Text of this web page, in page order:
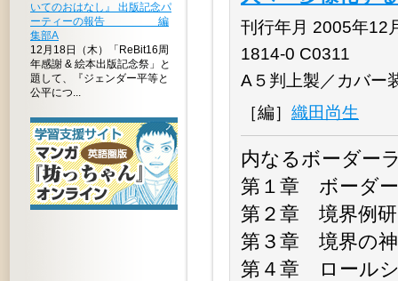
いてのおはなし』 出版記念パ
ーティーの報告 編
集部A
12月18日（木）「ReBit16周
年感謝 & 絵本出版記念祭」と
題して、『ジェンダー平等と
公平につ...
刊行年月 2005年12
1814-0 C0311
A５判上製／カバー
［編］ 織田尚生
内なるボーダー
第１章 ボーダ
第２章 境界例
第３章 境界の
第４章 ロール